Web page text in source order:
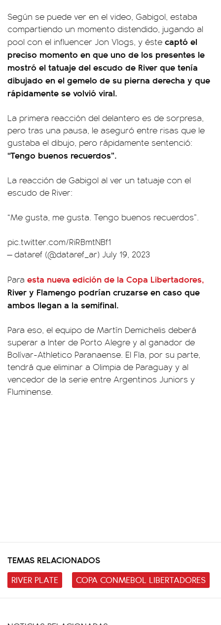
Según se puede ver en el video, Gabigol, estaba
compartiendo un momento distendido, jugando al
pool con el influencer Jon Vlogs, y éste captó el
preciso momento en que uno de los presentes le
mostró el tatuaje del escudo de River que tenía
dibujado en el gemelo de su pierna derecha y que
rápidamente se volvió viral.
La primera reacción del delantero es de sorpresa,
pero tras una pausa, le aseguró entre risas que le
gustaba el dibujo, pero rápidamente sentenció:
“Tengo buenos recuerdos”.
La reacción de Gabigol al ver un tatuaje con el
escudo de River:
“Me gusta, me gusta. Tengo buenos recuerdos”.
pic.twitter.com/RiRBmtNBf1
— dataref (@dataref_ar) July 19, 2023
Para esta nueva edición de la Copa Libertadores,
River y Flamengo podrían cruzarse en caso que
ambos llegan a la semifinal.
Para eso, el equipo de Martín Demichelis deberá
superar a Inter de Porto Alegre y al ganador de
Bolívar-Athletico Paranaense. El Fla, por su parte,
tendrá que eliminar a Olimpia de Paraguay y al
vencedor de la serie entre Argentinos Juniors y
Fluminense.
TEMAS RELACIONADOS
RIVER PLATE
COPA CONMEBOL LIBERTADORES